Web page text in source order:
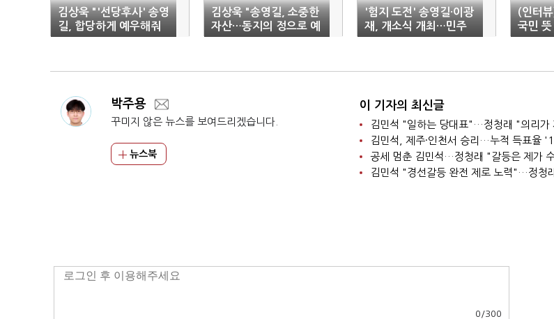
김상욱 "'선당후사' 송영
길, 합당하게 예우해줘
야"
김상욱 "송영길, 소중한
자산…동지의 정으로 예
우해야"
'험지 도전' 송영길·이광
재, 개소식 개최…민주
당 인사 '총출동'
(인터
국민
전' 판
박주용
꾸미지 않은 뉴스를 보여드리겠습니다.
뉴스북
이 기자의 최신글
김민석 "일하는 당대표"…정청래 "의리가
김민석, 제주·인천서 승리…누적 득표율
공세 멈춘 김민석…정청래 "갈등은 제가
김민석 "경선갈등 완전 제로 노력"…정청
0 /300